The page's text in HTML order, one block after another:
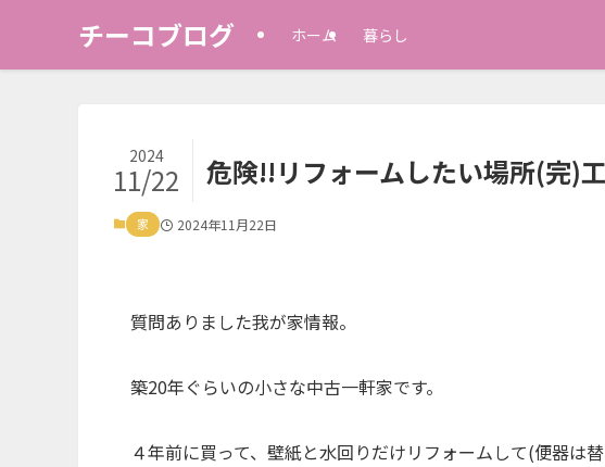
チーコブログ ホーム 暮らし
危険!!リフォームしたい場所(完)
2024
11/22
家 2024年11月22日
質問ありました我が家情報。
築20年ぐらいの小さな中古一軒家です。
４年前に買って、壁紙と水回りだけリフォームして(便器は